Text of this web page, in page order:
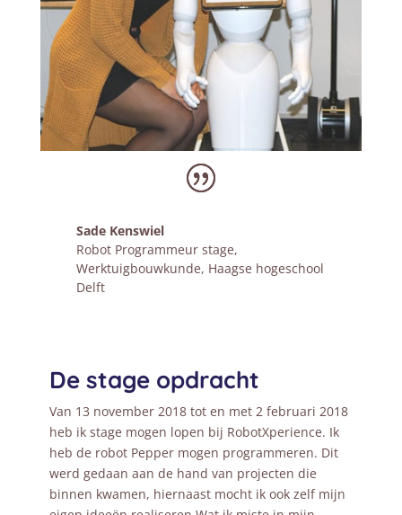
Sade Kenswiel
Robot Programmeur stage,
Werktuigbouwkunde, Haagse hogeschool
Delft
De stage opdracht
Van 13 november 2018 tot en met 2 februari 2018
heb ik stage mogen lopen bij RobotXperience. Ik
heb de robot Pepper mogen programmeren. Dit
werd gedaan aan de hand van projecten die
binnen kwamen, hiernaast mocht ik ook zelf mijn